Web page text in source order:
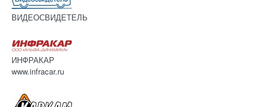
ВИДЕОСВИДЕТЕЛЬ
ИНФРАКАР
www.infracar.ru